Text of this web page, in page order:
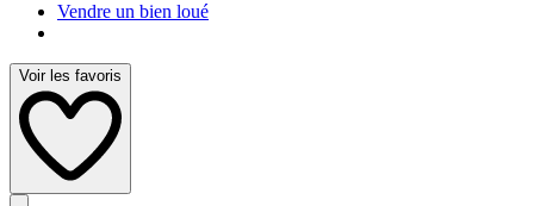
Vendre un bien loué
Voir les favoris